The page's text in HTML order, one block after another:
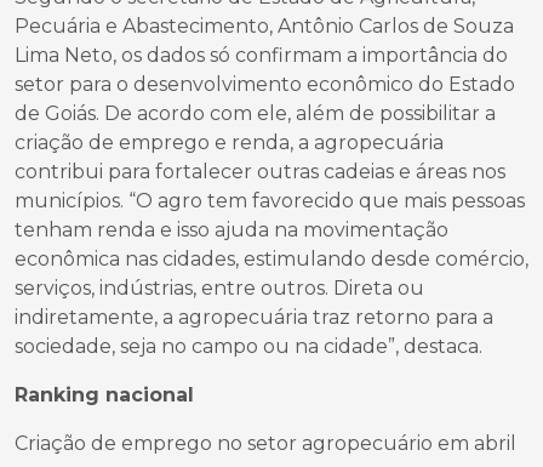
Pecuária e Abastecimento, Antônio Carlos de Souza
Lima Neto, os dados só confirmam a importância do
setor para o desenvolvimento econômico do Estado
de Goiás. De acordo com ele, além de possibilitar a
criação de emprego e renda, a agropecuária
contribui para fortalecer outras cadeias e áreas nos
municípios. “O agro tem favorecido que mais pessoas
tenham renda e isso ajuda na movimentação
econômica nas cidades, estimulando desde comércio,
serviços, indústrias, entre outros. Direta ou
indiretamente, a agropecuária traz retorno para a
sociedade, seja no campo ou na cidade”, destaca.
Ranking nacional
Criação de emprego no setor agropecuário em abril